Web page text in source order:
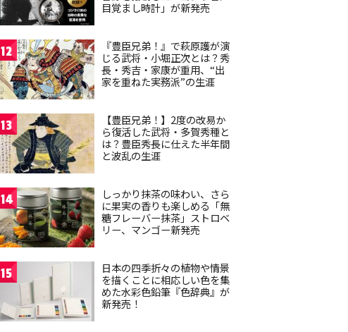
目覚まし時計」が新発売
12
『豊臣兄弟！』で萩原護が演
じる武将・小堀正次とは？秀
長・秀吉・家康が重用、“出
家を重ねた実務派”の生涯
13
【豊臣兄弟！】2度の改易か
ら復活した武将・多賀秀種と
は？豊臣秀長に仕えた半年間
と波乱の生涯
14
しっかり抹茶の味わい、さら
に果実の香りも楽しめる「無
糖フレーバー抹茶」ストロベ
リー、マンゴー新発売
15
日本の四季折々の植物や情景
を描くことに相応しい色を集
めた水彩色鉛筆『色辞典』が
新発売！